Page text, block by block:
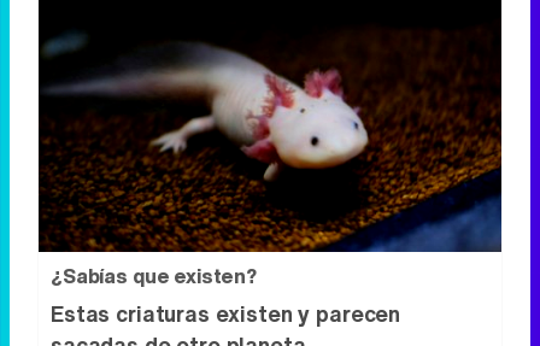
¿El tuyo está en la lista?
Top pasaportes que te dejan viajar sin
visado